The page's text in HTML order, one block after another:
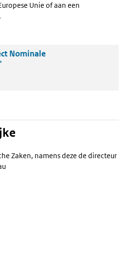
Unie of aan een
Nominale
Zaken, namens deze de directeur